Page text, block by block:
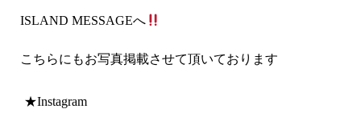
ISLAND MESSAGEへ
こちらにもお写真掲載させて頂いております
★Instagram